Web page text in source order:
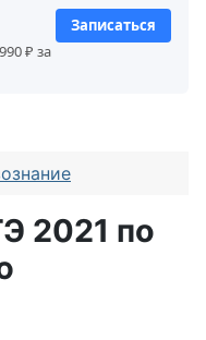
₽ за
Записаться
2021 по